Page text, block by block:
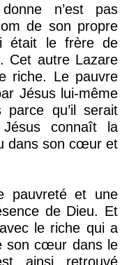
n’est pas
de son propre
était le frère de
Cet autre Lazare
riche. Le pauvre
Jésus lui-même
qu’il serait
connaît la
dans son cœur et
pauvreté et une
de Dieu. Et
le riche qui a
son cœur dans le
ainsi retrouvé